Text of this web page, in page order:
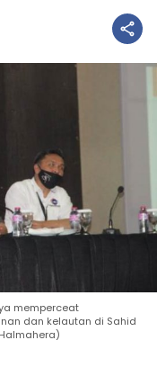
memperceat
dan kelautan di Sahid